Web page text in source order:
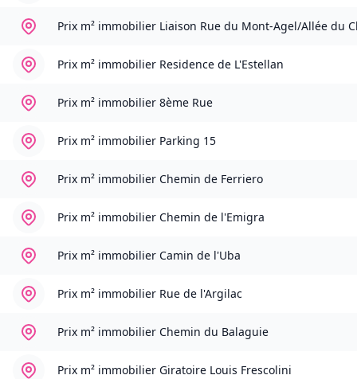
Prix m² immobilier Liaison Rue du Mont-Agel/Allée du
Prix m² immobilier Residence de L'Estellan
Prix m² immobilier 8ème Rue
Prix m² immobilier Parking 15
Prix m² immobilier Chemin de Ferriero
Prix m² immobilier Chemin de l'Emigra
Prix m² immobilier Camin de l'Uba
Prix m² immobilier Rue de l'Argilac
Prix m² immobilier Chemin du Balaguie
Prix m² immobilier Giratoire Louis Frescolini